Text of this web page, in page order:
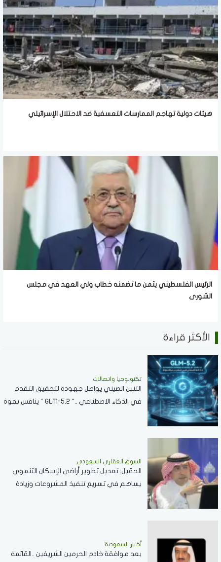
هيئات دولية تهاجم الممارسات التعسفية ضد الاحتلال الإسرائيلي
الرئيس الفلسطيني يثمن ما تضمنه خطاب ولي العهد في مجلس
الشورى
الأكثر قراءة
تكنولوجيا واتصالات
التنين الصيني يواصل جهوده لتحقيق التقدم
في الذكاء الاصطناعي .." GLM-5.2 " ينافس بقوة
السوق العقاري السعودي
الحقيل: تعديل تطوير أراضي الإسكان التنموي
يساهم في تسريع تنفيذ المشروعات وزيادة
أخبار السعودية
بعد موافقة خادم الحرمين الشريفين ..القائمة